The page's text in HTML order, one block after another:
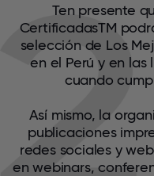
Ten presente
CertificadasTM
selección de Los
en el Perú y en las
cuando
Así mismo, la
publicaciones
redes sociales y
en webinars,